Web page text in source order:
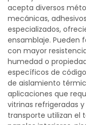
acepta diversos
mecánicas,
especializados,
ensamblaje. Pueden
con mayor
humedad o
específicos de
de aislamiento
aplicaciones que
vitrinas refrigeradas
transporte utilizan el